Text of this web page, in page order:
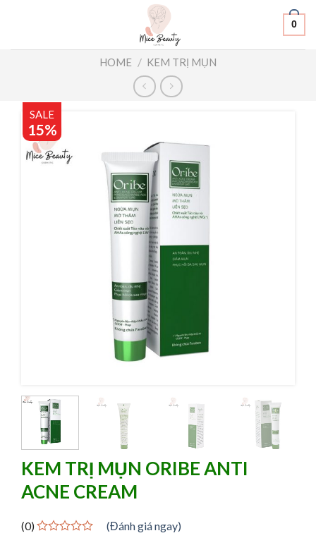
0
HOME / KEM TRỊ MỤN
SALE
15%
KEM TRỊ MỤN ORIBE ANTI
ACNE CREAM
(0) (Đánh giá ngay)